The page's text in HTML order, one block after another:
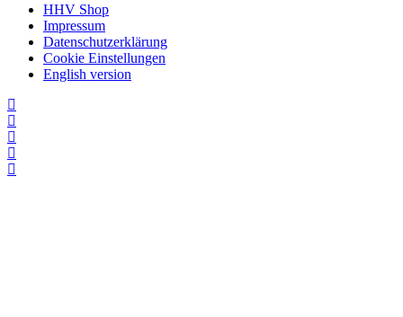
HHV Shop
Impressum
Datenschutzerklärung
Cookie Einstellungen
English version